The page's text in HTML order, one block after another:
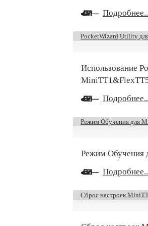
PocketWizard Utility
Использование
MiniTT1&FlexTT5
Режим Обучения для
Режим Обучения
Сброс настроек